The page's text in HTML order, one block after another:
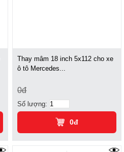
Thay mâm 18 inch 5x112 cho xe
ô tô Mercedes...
0đ
Số lượng:
0đ